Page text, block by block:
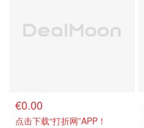
€0.00
点击下载“打折网”APP！